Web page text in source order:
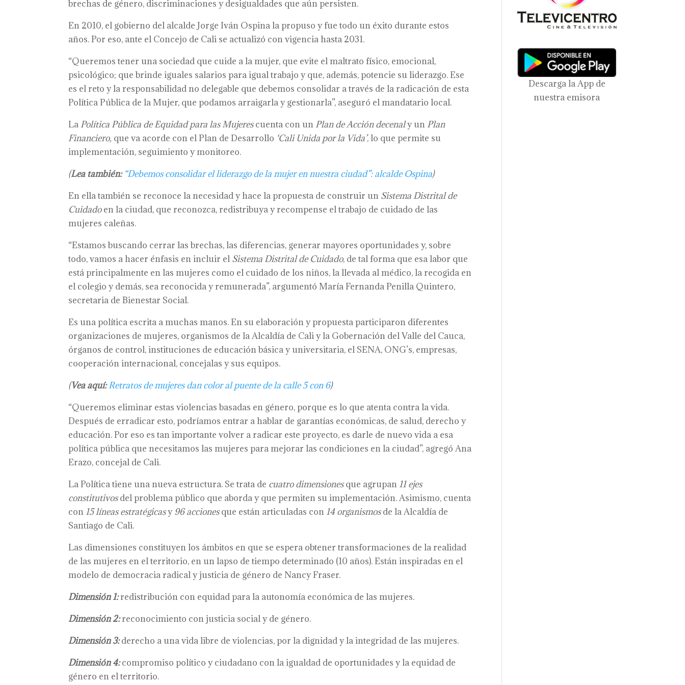
brechas de género, discriminaciones y desigualdades que aún persisten.
En 2010, el gobierno del alcalde Jorge Iván Ospina la propuso y fue todo un éxito durante estos
años. Por eso, ante el Concejo de Cali se actualizó con vigencia hasta 2031.
“Queremos tener una sociedad que cuide a la mujer, que evite el maltrato físico, emocional,
psicológico; que brinde iguales salarios para igual trabajo y que, además, potencie su liderazgo. Ese
es el reto y la responsabilidad no delegable que debemos consolidar a través de la radicación de esta
Política Pública de la Mujer, que podamos arraigarla y gestionarla”, aseguró el mandatario local.
La Política Pública de Equidad para las Mujerescuenta con un Plan de Acción decenaly un Plan
Financiero, que va acorde con el Plan de Desarrollo ‘Cali Unida por la Vida’, lo que permite su
implementación, seguimiento y monitoreo.
(Lea también: “Debemos consolidar el liderazgo de la mujer en nuestra ciudad”: alcalde Ospina)
En ella también se reconoce la necesidad y hace la propuesta de construir un Sistema Distrital de
Cuidadoen la ciudad, que reconozca, redistribuya y recompense el trabajo de cuidado de las
mujeres caleñas.
“Estamos buscando cerrar las brechas, las diferencias, generar mayores oportunidades y, sobre
todo, vamos a hacer énfasis en incluir el Sistema Distrital de Cuidado, de tal forma que esa labor que
está principalmente en las mujeres como el cuidado de los niños, la llevada al médico, la recogida en
el colegio y demás, sea reconocida y remunerada”, argumentó María Fernanda Penilla Quintero,
secretaria de Bienestar Social.
Es una política escrita a muchas manos. En su elaboración y propuesta participaron diferentes
organizaciones de mujeres, organismos de la Alcaldía de Cali y la Gobernación del Valle del Cauca,
órganos de control, instituciones de educación básica y universitaria, el SENA, ONG’s, empresas,
cooperación internacional, concejalas y sus equipos.
(Vea aquí: Retratos de mujeres dan color al puente de la calle 5 con 6)
“Queremos eliminar estas violencias basadas en género, porque es lo que atenta contra la vida.
Después de erradicar esto, podríamos entrar a hablar de garantías económicas, de salud, derecho y
educación. Por eso es tan importante volver a radicar este proyecto, es darle de nuevo vida a esa
política pública que necesitamos las mujeres para mejorar las condiciones en la ciudad”, agregó Ana
Erazo, concejal de Cali.
La Política tiene una nueva estructura. Se trata de cuatro dimensionesque agrupan 11 ejes
constitutivosdel problema público que aborda y que permiten su implementación. Asimismo, cuenta
con 15 líneas estratégicasy96 accionesque están articuladas con 14 organismosde la Alcaldía de
Santiago de Cali.
Las dimensiones constituyen los ámbitos en que se espera obtener transformaciones de la realidad
de las mujeres en el territorio, en un lapso de tiempo determinado (10 años). Están inspiradas en el
modelo de democracia radical y justicia de género de Nancy Fraser.
Dimensión 1:redistribución con equidad para la autonomía económica de las mujeres.
Dimensión 2:reconocimiento con justicia social y de género.
Dimensión 3:derecho a una vida libre de violencias, por la dignidad y la integridad de las mujeres.
Dimensión 4:compromiso político y ciudadano con la igualdad de oportunidades y la equidad de
género en el territorio.
Descarga la App de
nuestra emisora